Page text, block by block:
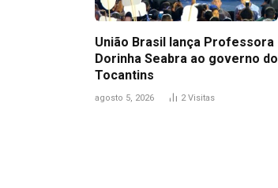
União Brasil lança Professora
Dorinha Seabra ao governo do
Tocantins
agosto 5, 2026 2Visitas